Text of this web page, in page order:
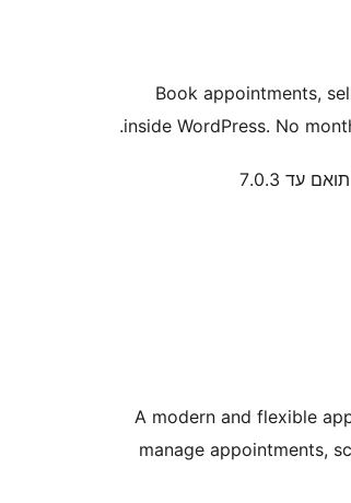
Book appointments,
inside WordPress. No
תואם עד 7.0.3
A modern and flexible
manage appointments,